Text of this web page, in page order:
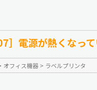
電源が熱くなって
オフィス機器 > ラベルプリンタ